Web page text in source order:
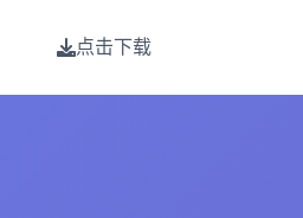
点击下载